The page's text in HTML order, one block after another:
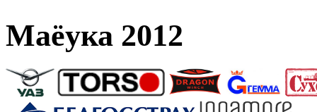
Маёука 2012